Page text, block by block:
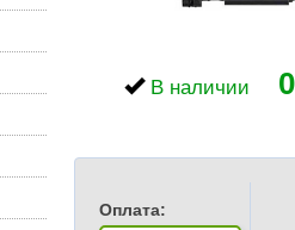
В наличии 0
Оплата: